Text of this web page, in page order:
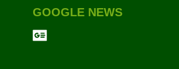
GOOGLE NEWS